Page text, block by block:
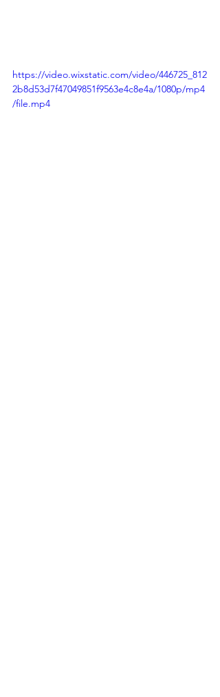
https://video.wixstatic.com/video/446725_812
2b8d53d7f47049851f9563e4c8e4a/1080p/mp4
/file.mp4